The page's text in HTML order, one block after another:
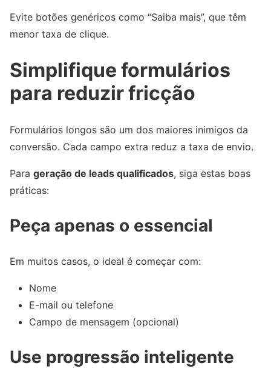
Evite botões genéricos como “Saiba mais”, que têm
menor taxa de clique.
Simplifique formulários
para reduzir fricção
Formulários longos são um dos maiores inimigos da
conversão. Cada campo extra reduz a taxa de envio.
Para geração de leads qualificados, siga estas boas
práticas:
Peça apenas o essencial
Em muitos casos, o ideal é começar com:
Nome
E-mail ou telefone
Campo de mensagem (opcional)
Use progressão inteligente